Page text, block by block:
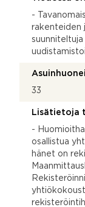
-
rakenteiden
33
Lisätietoja
-
osallistua
hänet on